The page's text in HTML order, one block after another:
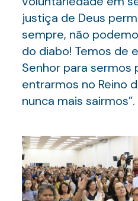
justiça de Deus
sempre, não
do diabo! Temos de
Senhor para sermos
entrarmos no Reino
nunca mais sairmos”.